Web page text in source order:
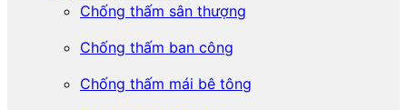
Chống thấm sân thượng
Chống thấm ban công
Chống thấm mái bê tông